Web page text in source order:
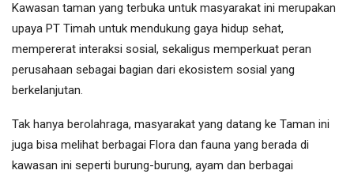
Kawasan taman yang terbuka untuk masyarakat ini merupakan
upaya PT Timah untuk mendukung gaya hidup sehat,
mempererat interaksi sosial, sekaligus memperkuat peran
perusahaan sebagai bagian dari ekosistem sosial yang
berkelanjutan.
Tak hanya berolahraga, masyarakat yang datang ke Taman ini
juga bisa melihat berbagai Flora dan fauna yang berada di
kawasan ini seperti burung-burung, ayam dan berbagai